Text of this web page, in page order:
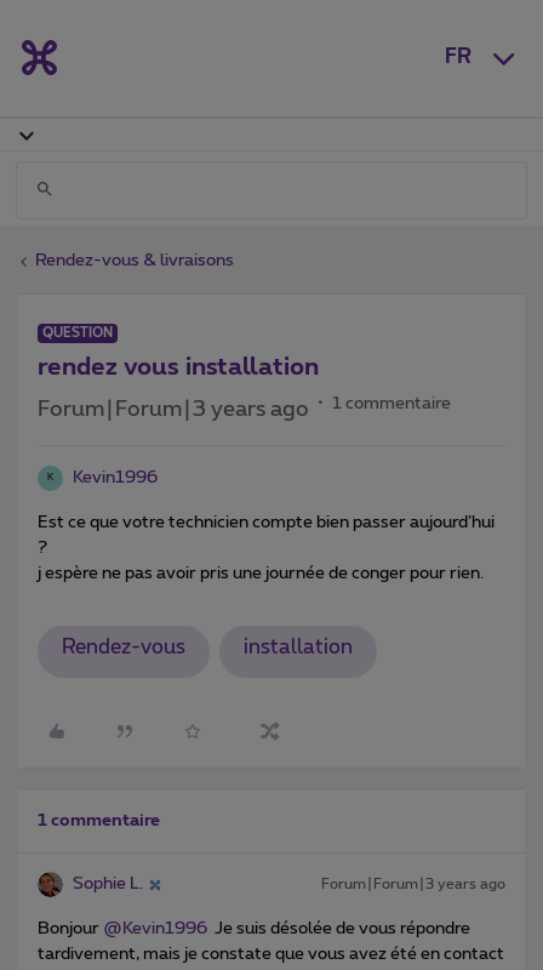
FR
Rendez-vous & livraisons
QUESTION
rendez vous installation
Forum|Forum|3 years ago 1 commentaire
K Kevin1996
Est ce que votre technicien compte bien passer aujourd’hui
?
j espère ne pas avoir pris une journée de conger pour rien.
Rendez-vous installation
1 commentaire
Sophie L. Forum|Forum|3 years ago
Bonjour @Kevin1996 Je suis désolée de vous répondre
tardivement, mais je constate que vous avez été en contact